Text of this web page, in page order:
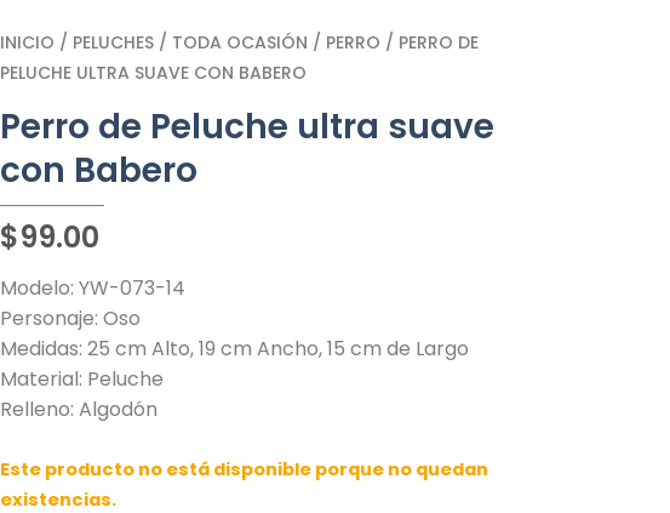
INICIO / PELUCHES / TODA OCASIÓN / PERRO / PERRO DE
PELUCHE ULTRA SUAVE CON BABERO
Perro de Peluche ultra suave
con Babero
$99.00
Modelo: YW-073-14
Personaje: Oso
Medidas: 25 cm Alto, 19 cm Ancho, 15 cm de Largo
Material: Peluche
Relleno: Algodón
Este producto no está disponible porque no quedan
existencias.